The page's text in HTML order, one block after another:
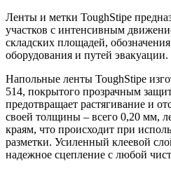
Ленты и метки ToughStipe
участков с интенсивным
складских площадей,
оборудования и путей эвакуации.
Напольные ленты ToughStipe
514, покрытого прозрачным
предотвращает растягивание и
своей толщины – всего 0,20 мм,
краям, что происходит при
разметки. Усиленный клеевой
надежное сцепление с любой